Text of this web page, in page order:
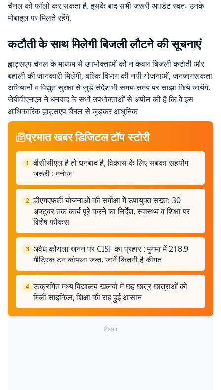
चैनल को फॉलो कर सकता है. इसके बाद सभी जरूरी अपडेट स्वतः उनके
मोबाइल पर मिलते रहेंगे.
कटौती के साथ मिलेगी बिजली लौटने की सूचनाएं
ह्वाट्सएप चैनल के माध्यम से उपभोक्ताओं को न केवल बिजली कटौती और
बहाली की जानकारी मिलेगी, बल्कि विभाग की नयी योजनाओं, जनजागरूकता
अभियानों व विद्युत सुरक्षा से जुड़े संदेश भी समय-समय पर साझा किये जायेंगे.
जेबीवीएनएल ने धनबाद के सभी उपभोक्ताओं से अपील की है कि वे इस
आधिकारिक ह्वाट्सएप चैनल से जुड़कर आधुनिक
प्रभात खबर डिजिटल टॉप स्टोरी
1 बीसीसीएल है तो धनबाद है, विकास के लिए सबका सहयोग
जरूरी : मनोज
2 डीएमएफटी योजनाओं की समीक्षा में उपायुक्त सख्त: 30
अक्टूबर तक कार्य पूरे करने का निर्देश, स्वास्थ्य व शिक्षा पर
विशेष फोकस
3 अवैध कोयला खनन पर CISF का प्रहार : मुगमा में 218.9
मीट्रिक टन कोयला जब्त, जानें कितनी है कीमत
4 उत्क्रमित मध्य विद्यालय खलचो में छह छात्र-छात्राओं को
मिली साइकिल, शिक्षा की राह हुई आसान
विज्ञापन